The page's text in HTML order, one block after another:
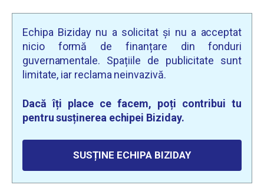
Echipa Biziday nu a solicitat și nu a acceptat
nicio formă de finanțare din fonduri
guvernamentale. Spațiile de publicitate sunt
limitate, iar reclama neinvazivă.
Dacă îți place ce facem, poți contribui tu
pentru susținerea echipei Biziday.
SUSȚINE ECHIPA BIZIDAY